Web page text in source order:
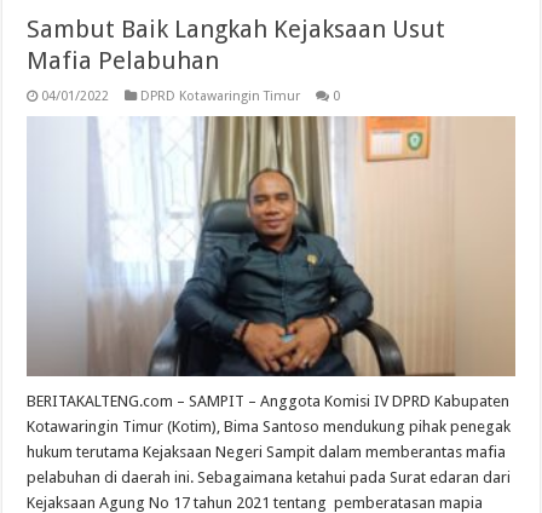
Sambut Baik Langkah Kejaksaan Usut
Mafia Pelabuhan
04/01/2022 DPRD Kotawaringin Timur 0
BERITAKALTENG.com – SAMPIT – Anggota Komisi IV DPRD Kabupaten
Kotawaringin Timur (Kotim), Bima Santoso mendukung pihak penegak
hukum terutama Kejaksaan Negeri Sampit dalam memberantas mafia
pelabuhan di daerah ini. Sebagaimana ketahui pada Surat edaran dari
Kejaksaan Agung No 17 tahun 2021 tentang pemberatasan mapia